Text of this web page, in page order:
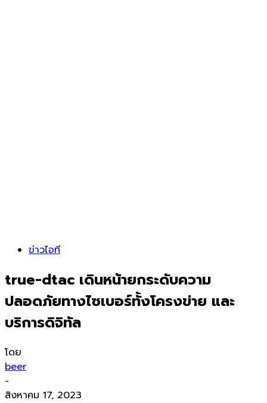
ข่าวไอที
true-dtac เดินหน้ายกระดับความ
ปลอดภัยทางไซเบอร์ทั้งโครงข่าย และ
บริการดิจิทัล
โดย
beer
-
สิงหาคม 17, 2023